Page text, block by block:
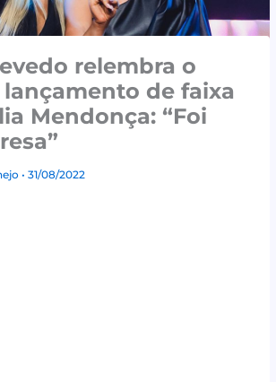
relembra o
de faixa
Mendonça: “Foi
• 31/08/2022